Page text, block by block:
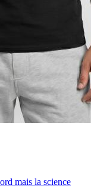
mais la science